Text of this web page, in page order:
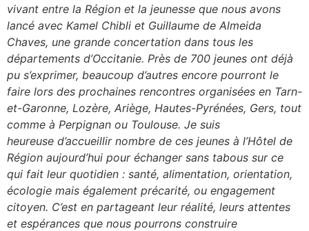
vivant entre la Région et la jeunesse que nous avons
lancé avec Kamel Chibli et Guillaume de Almeida
Chaves, une grande concertation dans tous les
départements d’Occitanie. Près de 700 jeunes ont déjà
pu s’exprimer, beaucoup d’autres encore pourront le
faire lors des prochaines rencontres organisées en Tarn-
et-Garonne, Lozère, Ariège, Hautes-Pyrénées, Gers, tout
comme à Perpignan ou Toulouse. Je suis
heureuse d’accueillir nombre de ces jeunes à l’Hôtel de
Région aujourd’hui pour échanger sans tabous sur ce
qui fait leur quotidien : santé, alimentation, orientation,
écologie mais également précarité, ou engagement
citoyen. C’est en partageant leur réalité, leurs attentes
et espérances que nous pourrons construire